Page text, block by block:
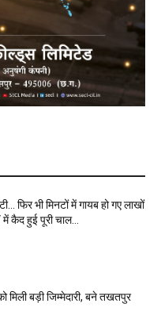
फिर भी मिनटों में गायब हो गए लाखों
कैद हुई पूरी चाल…
बड़ी जिम्मेदारी, बने तखतपुर